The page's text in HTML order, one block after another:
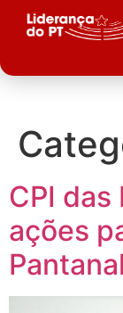
CPI
ações
Pantanal